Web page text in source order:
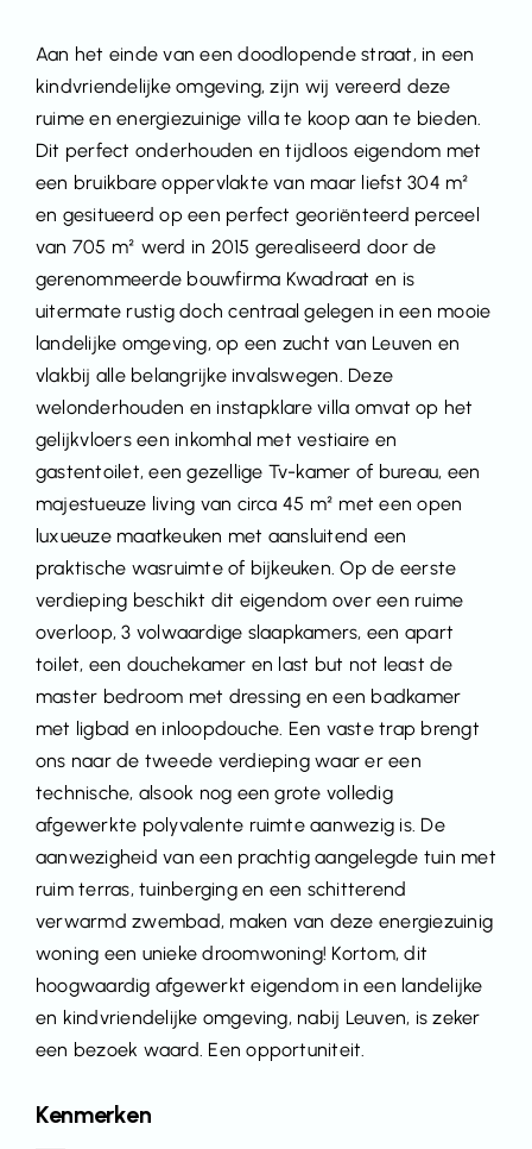
Aan het einde van een doodlopende straat, in een
kindvriendelijke omgeving, zijn wij vereerd deze
ruime en energiezuinige villa te koop aan te bieden.
Dit perfect onderhouden en tijdloos eigendom met
een bruikbare oppervlakte van maar liefst 304 m²
en gesitueerd op een perfect georiënteerd perceel
van 705 m² werd in 2015 gerealiseerd door de
gerenommeerde bouwfirma Kwadraat en is
uitermate rustig doch centraal gelegen in een mooie
landelijke omgeving, op een zucht van Leuven en
vlakbij alle belangrijke invalswegen. Deze
welonderhouden en instapklare villa omvat op het
gelijkvloers een inkomhal met vestiaire en
gastentoilet, een gezellige Tv-kamer of bureau, een
majestueuze living van circa 45 m² met een open
luxueuze maatkeuken met aansluitend een
praktische wasruimte of bijkeuken. Op de eerste
verdieping beschikt dit eigendom over een ruime
overloop, 3 volwaardige slaapkamers, een apart
toilet, een douchekamer en last but not least de
master bedroom met dressing en een badkamer
met ligbad en inloopdouche. Een vaste trap brengt
ons naar de tweede verdieping waar er een
technische, alsook nog een grote volledig
afgewerkte polyvalente ruimte aanwezig is. De
aanwezigheid van een prachtig aangelegde tuin met
ruim terras, tuinberging en een schitterend
verwarmd zwembad, maken van deze energiezuinig
woning een unieke droomwoning! Kortom, dit
hoogwaardig afgewerkt eigendom in een landelijke
en kindvriendelijke omgeving, nabij Leuven, is zeker
een bezoek waard. Een opportuniteit.
Kenmerken